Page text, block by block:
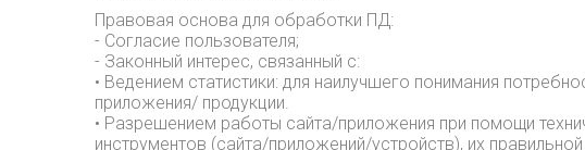
Правовая основа для обработки ПД:
- Согласие пользователя;
- Законный интерес, связанный с:
• Ведением статистики: для наилучшего понимания
приложения/ продукции.
• Разрешением работы сайта/приложения при помощи
инструментов (сайта/приложений/устройств), их